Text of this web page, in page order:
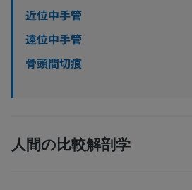
近位中手管
遠位中手管
骨頭間切痕
人間の比較解剖学